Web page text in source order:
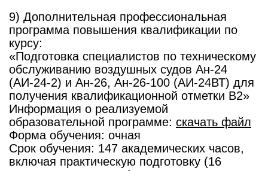
9) Дополнительная профессиональная
программа повышения квалификации по
курсу:
«Подготовка специалистов по техническому
обслуживанию воздушных судов Ан-24
(АИ-24-2) и Ан-26, Ан-26-100 (АИ-24ВТ) для
получения квалификационной отметки B2»
Информация о реализуемой
образовательной программе: скачать файл
Форма обучения: очная
Срок обучения: 147 академических часов,
включая практическую подготовку (16